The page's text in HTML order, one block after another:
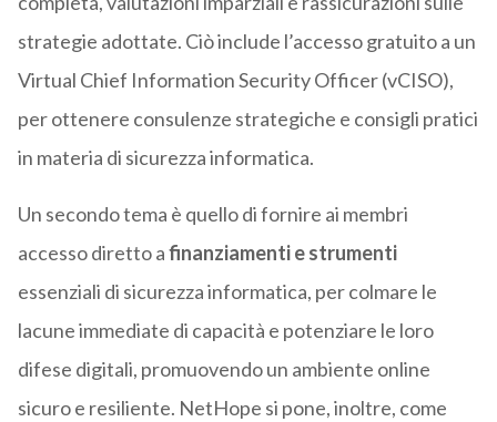
strategie adottate. Ciò include l’accesso gratuito a un
Virtual Chief Information Security Officer (vCISO),
per ottenere consulenze strategiche e consigli pratici
in materia di sicurezza informatica.
Un secondo tema è quello di fornire ai membri
accesso diretto afinanziamenti estrumenti
essenziali di sicurezza informatica, per colmare le
lacune immediate di capacità e potenziare le loro
difese digitali, promuovendo un ambiente online
sicuro e resiliente. NetHope si pone, inoltre, come